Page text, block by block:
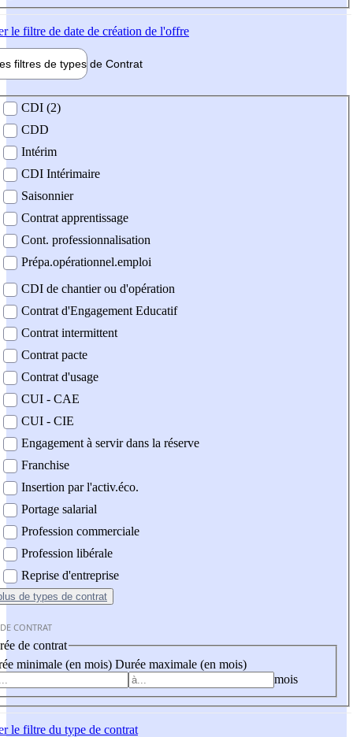
le filtre de date de création de l'offre
filtres de types de Contrat
contrat
CDI (2)
CDD
Intérim
CDI Intérimaire
Saisonnier
Contrat apprentissage
Cont. professionnalisation
Prépa.opérationnel.emploi
CDI de chantier ou d'opération
Contrat d'Engagement Educatif
Contrat intermittent
Contrat pacte
Contrat d'usage
CUI - CAE
CUI - CIE
Engagement à servir dans la réserve
Franchise
Insertion par l'activ.éco.
Portage salarial
Profession commerciale
Profession libérale
Reprise d'entreprise
de types de contrat
CONTRAT
de contrat
minimale (en mois) Durée maximale (en mois)
mois
le filtre du type de contrat